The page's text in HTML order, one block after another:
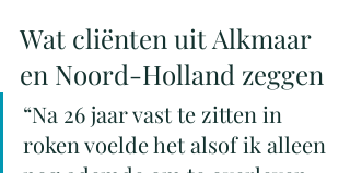
Wat cliënten uit Alkmaar
en Noord-Holland zeggen
“Na 26 jaar vast te zitten in
roken voelde het alsof ik alleen